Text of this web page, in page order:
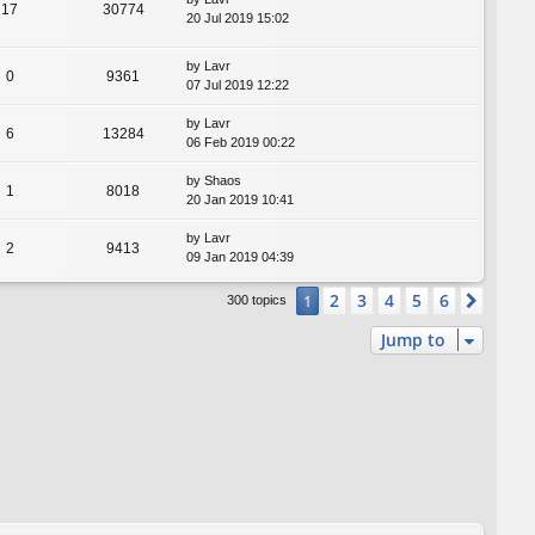
17 30774
20 Jul 2019 15:02
0 9361
by Lavr
07 Jul 2019 12:22
6 13284
by Lavr
06 Feb 2019 00:22
1 8018
by Shaos
20 Jan 2019 10:41
2 9413
by Lavr
09 Jan 2019 04:39
300 topics 1 2 3 4 5 6
Jump to